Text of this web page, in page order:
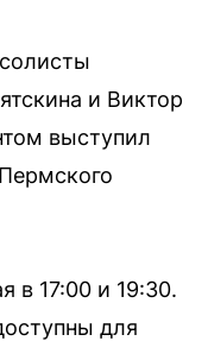
и Виктор
выступил
в 17:00 и 19:30.
для